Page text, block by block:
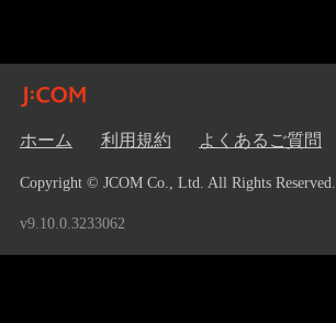
ホーム 利用規約 よくあるご質問
Copyright © JCOM Co., Ltd. All Rights Reserved.
v9.10.0.3233062